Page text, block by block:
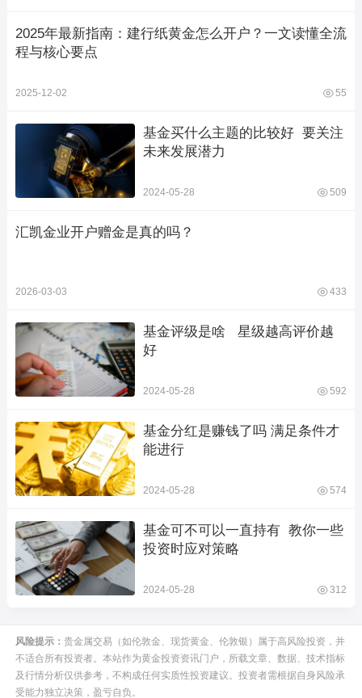
2025年最新指南：建行纸黄金怎么开户？一文读懂全流
程与核心要点
2025-12-02 55
基金买什么主题的比较好  要关注
未来发展潜力
2024-05-28 509
汇凯金业开户赠金是真的吗？
2026-03-03 433
基金评级是啥   星级越高评价越
好
2024-05-28 592
基金分红是赚钱了吗 满足条件才
能进行
2024-05-28 574
基金可不可以一直持有  教你一些
投资时应对策略
2024-05-28 312
风险提示： 贵金属交易（如伦敦金、现货黄金、伦敦银）属于高风险投资，并
不适合所有投资者。本站作为黄金投资资讯门户，所载文章、数据、技术指标
及行情分析仅供参考，不构成任何实质性投资建议。投资者需根据自身风险承
受能力独立决策，盈亏自负。